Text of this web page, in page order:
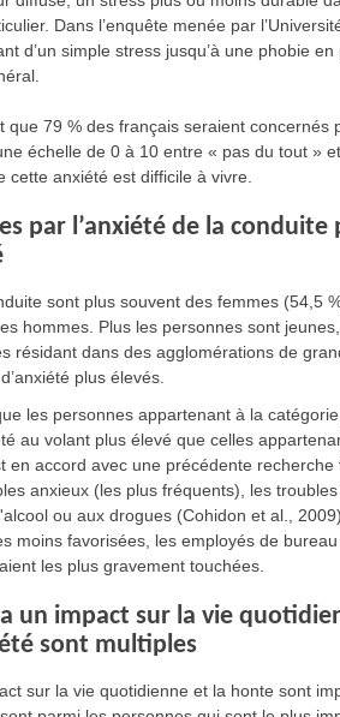
Dans l’enquête menée par
d’un simple stress jusqu’à une phobie
que 79 % des français seraient concernés
échelle de 0 à 10 entre « pas du tout »
anxiété est difficile à vivre.
par l’anxiété de la
sont plus souvent des femmes (54,5
hommes. Plus les personnes sont
résidant dans des agglomérations de
plus élevés.
les personnes appartenant à la
au volant plus élevé que celles
en accord avec une précédente
anxieux (les plus fréquents), les
ou aux drogues (Cohidon et al.,
moins favorisées, les employés de
les plus gravement touchées.
un impact sur la vie
sont multiples
sur la vie quotidienne et la honte sont